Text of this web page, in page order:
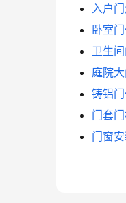
入户
卧室
卫生
庭院
铸铝
门套
门窗